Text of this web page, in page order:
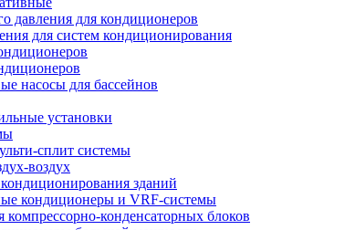
давления для кондиционеров
для систем кондиционирования
насосы для бассейнов
установки
сплит системы
воздух
зданий
кондиционеры и VRF-системы
компрессорно-конденсаторных блоков